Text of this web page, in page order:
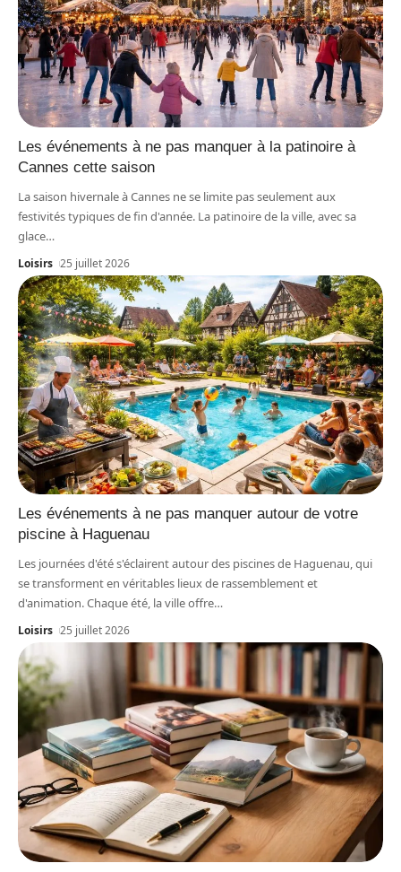
Les événements à ne pas manquer à la patinoire à
Cannes cette saison
La saison hivernale à Cannes ne se limite pas seulement aux
festivités typiques de fin d'année. La patinoire de la ville, avec sa
glace…
Loisirs 25 juillet 2026
Les événements à ne pas manquer autour de votre
piscine à Haguenau
Les journées d'été s'éclairent autour des piscines de Haguenau, qui
se transforment en véritables lieux de rassemblement et
d'animation. Chaque été, la ville offre…
Loisirs 25 juillet 2026